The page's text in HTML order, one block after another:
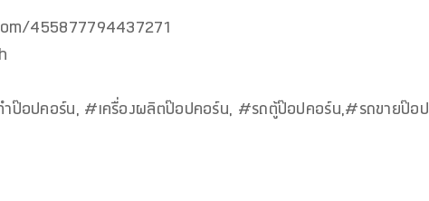
455877794437271
ป๊อปคอร์น, #เครื่องผลิตป๊อปคอร์น, #รถตู้ป๊อปคอร์น,#รถขายป๊อป